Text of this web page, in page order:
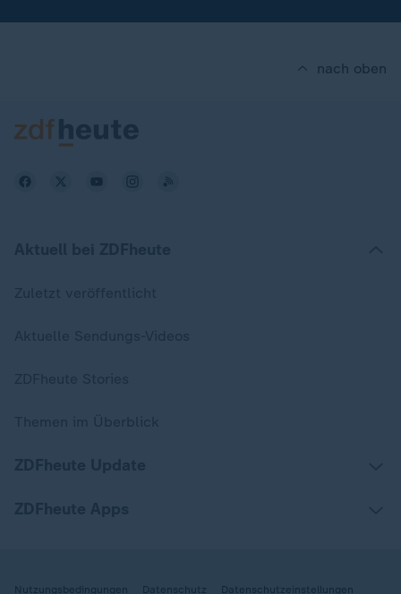
nach oben
Nutzungsbedingungen Datenschutz Datenschutzeinstellungen